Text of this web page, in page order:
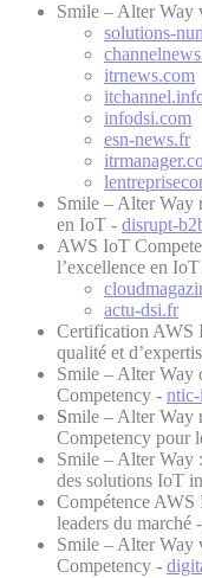
Smile – Alter Way
solutions-
itrnews.com
infodsi.com
esn-news.fr
Smile – Alter Way
en IoT - disrupt-
AWS IoT
l’excellence en IoT
actu-dsi.fr
Certification AWS
qualité et
Smile – Alter Way
Competency -
Smile – Alter Way
Competency pour
Smile – Alter Way
des solutions IoT
Compétence
leaders du marché -
Smile – Alter Way
Competency -